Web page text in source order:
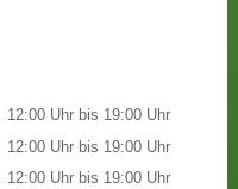
Uhr bis 19:00 Uhr
Uhr bis 19:00 Uhr
Uhr bis 19:00 Uhr